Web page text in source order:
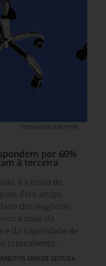
9 DE JULHO DE 2026 15H00
por 60%
à terceira
é a troca de
Este artigo
dos negócios
e mais da
e da capacidade de
crescimento.
MIN DE LEITURA